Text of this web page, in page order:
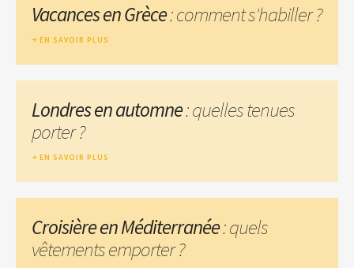
Vacances en Grèce: comment s'habiller ?
EN SAVOIR PLUS
Londres en automne: quelles tenues
porter ?
EN SAVOIR PLUS
Croisière en Méditerranée: quels
vêtements emporter ?